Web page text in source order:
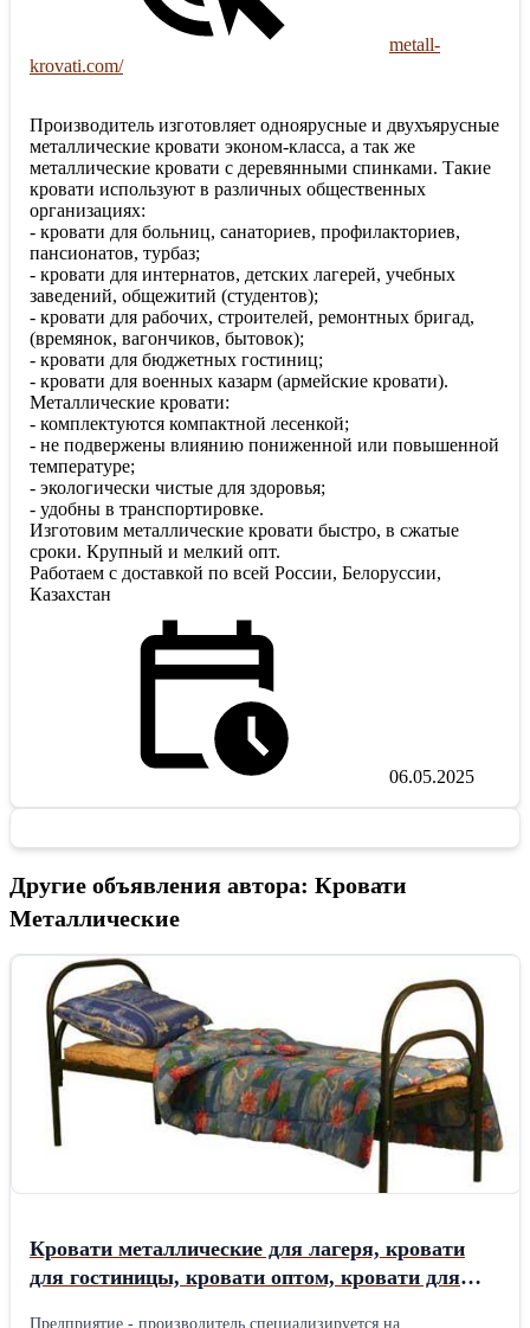
metall-
krovati.com/
Производитель изготовляет одноярусные и двухъярусные
металлические кровати эконом-класса, а так же
металлические кровати с деревянными спинками. Такие
кровати используют в различных общественных
организациях:
- кровати для больниц, санаториев, профилакториев,
пансионатов, турбаз;
- кровати для интернатов, детских лагерей, учебных
заведений, общежитий (студентов);
- кровати для рабочих, строителей, ремонтных бригад,
(времянок, вагончиков, бытовок);
- кровати для бюджетных гостиниц;
- кровати для военных казарм (армейские кровати).
Металлические кровати:
- комплектуются компактной лесенкой;
- не подвержены влиянию пониженной или повышенной
температуре;
- экологически чистые для здоровья;
- удобны в транспортировке.
Изготовим металлические кровати быстро, в сжатые
сроки. Крупный и мелкий опт.
Работаем с доставкой по всей России, Белоруссии,
Казахстан
06.05.2025
Другие объявления автора: Кровати
Металлические
Кровати металлические для лагеря, кровати
для гостиницы, кровати оптом, кровати для
Предприятие - производитель специализируется на